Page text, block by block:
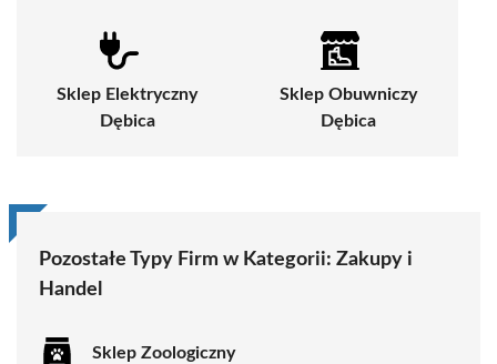
Sklep Elektryczny
Dębica
Sklep Obuwniczy
Dębica
Pozostałe Typy Firm w Kategorii: Zakupy i
Handel
Sklep Zoologiczny